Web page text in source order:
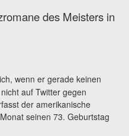
des Meisters in
wenn er gerade keinen
auf Twitter gegen
der amerikanische
seinen 73. Geburtstag